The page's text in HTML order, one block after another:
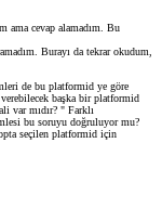
ama cevap alamadım. Bu
Burayı da tekrar okudum,
de bu platformid ye göre
başka bir platformid
var mıdır? " Farklı
bu soruyu doğruluyor mu?
seçilen platformid için